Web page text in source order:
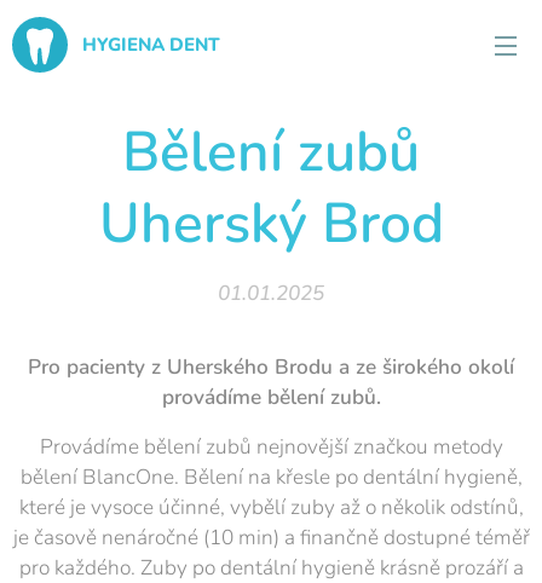
HYGIENA DENT
Bělení zubů
Uherský Brod
01.01.2025
Pro pacienty z Uherského Brodu a ze širokého okolí
provádíme bělení zubů.
Provádíme bělení zubů nejnovější značkou metody
bělení BlancOne. Bělení na křesle po dentální hygieně,
které je vysoce účinné, vybělí zuby až o několik odstínů,
je časově nenáročné (10 min) a finančně dostupné téměř
pro každého. Zuby po dentální hygieně krásně prozáří a